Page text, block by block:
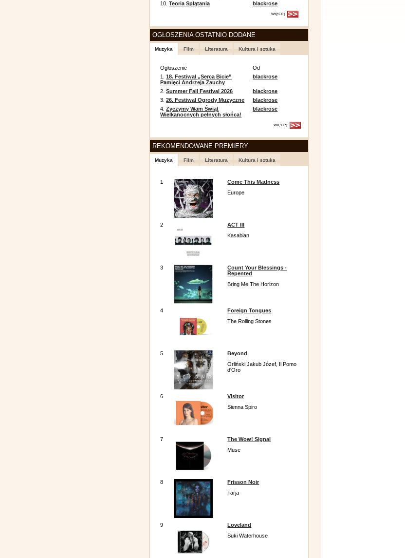
10.Teoria Splątania blackrose
więcej
OGŁOSZENIA OSTATNIO DODANE
Muzyka Film Literatura Kultura i sztuka
Ogłoszenie
Od
1.18. Festiwal „Serca Bicie”
Pamięci Andrzeja Zauchy
blackrose
2.Summer Fall Festival 2026
blackrose
3.26. Festiwal Ogrody Muzyczne
blackrose
4.Życzymy Wam Świąt
Wielkanocnych pełnych słońca!
blackrose
więcej
REKOMENDOWANE PREMIERY
Muzyka Film Literatura Kultura i sztuka
1
Come This Madness
Europe
2
ACT III
Kasabian
3
Count Your Blessings -
Repented
Bring Me The Horizon
4
Foreign Tongues
The Rolling Stones
5
Beyond
Orliński Jakub Józef, Il Pomo
d'Oro
6
Visitor
Sienna Spiro
7
The Wow! Signal
Muse
8
Frisson Noir
Tarja
9
Loveland
Suki Waterhouse